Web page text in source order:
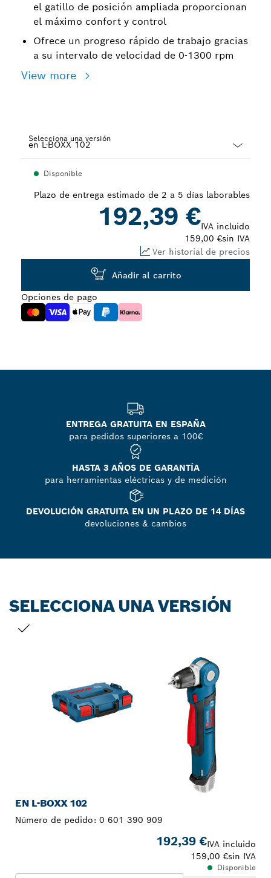
el gatillo de posición ampliada proporcionan
el máximo confort y control
Ofrece un progreso rápido de trabajo gracias
a su intervalo de velocidad de 0-1300 rpm
View more
Selecciona una versión
closedDisponible
Plazo de entrega estimado de 2 a 5 días laborables
192,39 €IVA incluido
159,00 €sin IVA
Ver historial de precios
Añadir al carrito
Opciones de pago
ENTREGA GRATUITA EN ESPAÑA
para pedidos superiores a 100€
HASTA 3 AÑOS DE GARANTÍA
para herramientas eléctricas y de medición
DEVOLUCIÓN GRATUITA EN UN PLAZO DE 14 DÍAS
devoluciones & cambios
SELECCIONA UNA VERSIÓN
EN L-BOXX 102
Número de pedido: 0 601 390 909
192,39 €IVA incluido
159,00 €sin IVA
Disponible